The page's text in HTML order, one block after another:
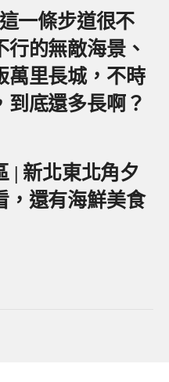
一條步道很不
行的無敵海景、
萬里長城，不時
到底還多長啊？
| 新北東北角夕
，還有海鮮美食